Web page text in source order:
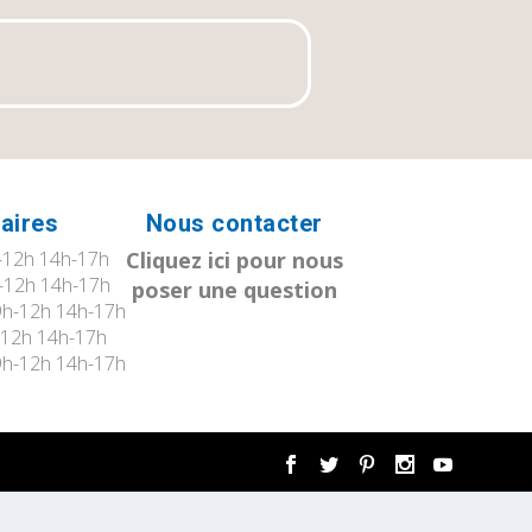
14h-17h
14h-17h
12h 14h-17h
14h-17h
12h 14h-17h
Nous contacter
Cliquez ici pour nous
poser une question